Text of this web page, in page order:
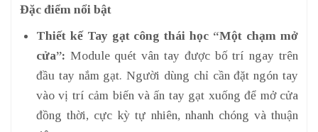
Đặc điểm nổi bật
Thiết kế Tay gạt công thái học “Một chạm mở
cửa”: Module quét vân tay được bố trí ngay trên
đầu tay nắm gạt. Người dùng chỉ cần đặt ngón tay
vào vị trí cảm biến và ấn tay gạt xuống để mở cửa
đồng thời, cực kỳ tự nhiên, nhanh chóng và thuận